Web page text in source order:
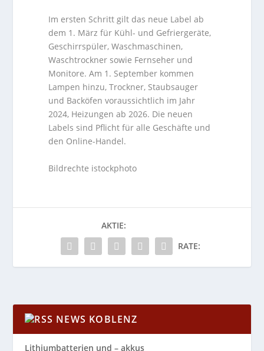
Im ersten Schritt gilt das neue Label ab
dem 1. März für Kühl- und Gefriergeräte,
Geschirrspüler, Waschmaschinen,
Waschtrockner sowie Fernseher und
Monitore. Am 1. September kommen
Lampen hinzu, Trockner, Staubsauger
und Backöfen voraussichtlich im Jahr
2024, Heizungen ab 2026. Die neuen
Labels sind Pflicht für alle Geschäfte und
den Online-Handel.
Bildrechte istockphoto
AKTIE:
RATE:
NEWS KOBLENZ
Lithiumbatterien und – akkus